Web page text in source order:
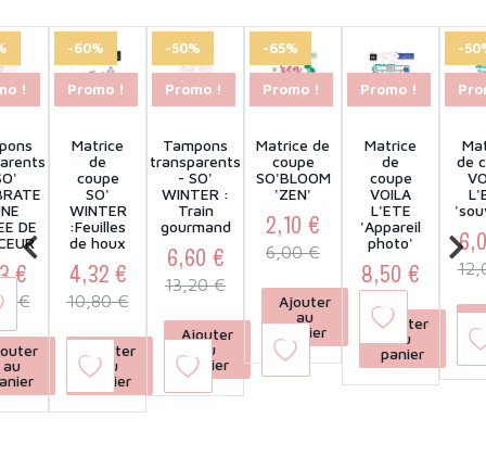
!
DE
€
de base
€
au
Promo !
-60%
Matrice
de
coupe
SO'
WINTER
:Feuilles
de houx
Prix
4,32 €
Prix de base
10,80 €
Ajouter
au
panier
Promo !
-50%
Tampons
transparents
- SO'
WINTER :
Train
gourmand
Prix
6,60 €
Prix de base
13,20 €
Ajouter
au
panier
Promo !
-65%
Matrice de
coupe
SO'BLOOM
'ZEN'
Prix
2,10 €
Prix de base
6,00 €
Ajouter
au
panier
Promo !
Matrice
de
coupe
VOILA
L'ETE
'Appareil
photo'
Prix
8,50 €
Ajouter
au
panier
-
de